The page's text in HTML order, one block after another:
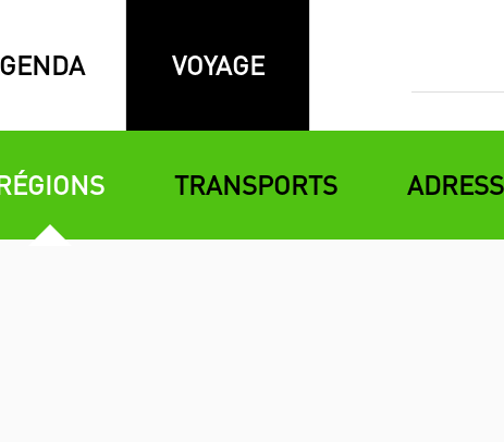
VOYAGE
TRANSPORTS